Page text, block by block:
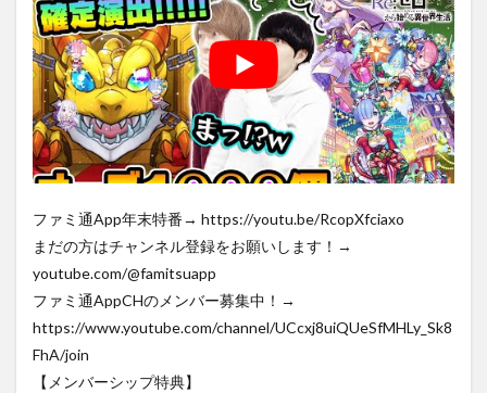
ファミ通App年末特番→ https://youtu.be/RcopXfciaxo
まだの方はチャンネル登録をお願いします！→
youtube.com/@famitsuapp
ファミ通AppCHのメンバー募集中！→
https://www.youtube.com/channel/UCcxj8uiQUeSfMHLy_Sk8
FhA/join
【メンバーシップ特典】